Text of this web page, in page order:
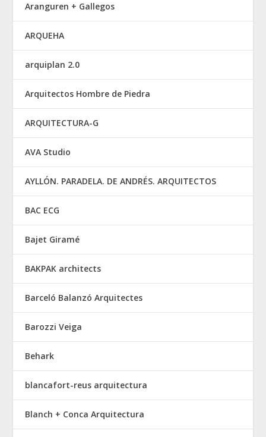
Aranguren + Gallegos
ARQUEHA
arquiplan 2.0
Arquitectos Hombre de Piedra
ARQUITECTURA-G
AVA Studio
AYLLÓN. PARADELA. DE ANDRÉS. ARQUITECTOS
BAC ECG
Bajet Giramé
BAKPAK architects
Barceló Balanzó Arquitectes
Barozzi Veiga
Behark
blancafort-reus arquitectura
Blanch + Conca Arquitectura